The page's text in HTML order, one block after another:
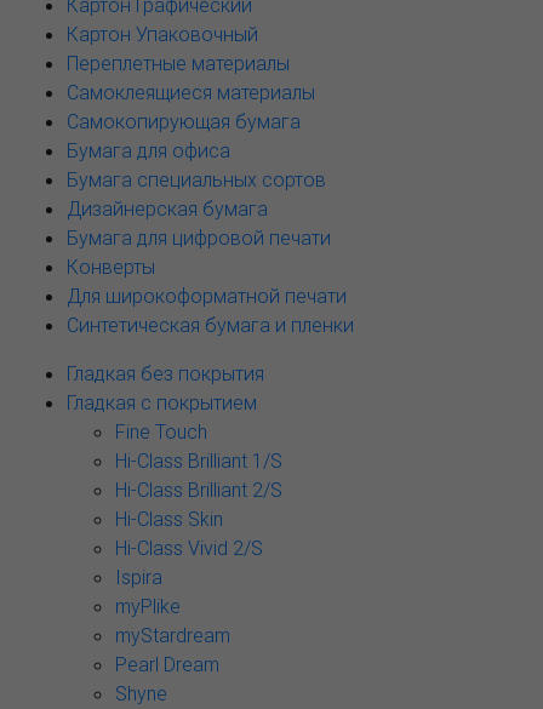
Картон Графический
Картон Упаковочный
Переплетные материалы
Самоклеящиеся материалы
Самокопирующая бумага
Бумага для офиса
Бумага специальных сортов
Дизайнерская бумага
Бумага для цифровой печати
Конверты
Для широкоформатной печати
Синтетическая бумага и пленки
Гладкая без покрытия
Гладкая с покрытием
Fine Touch
Hi-Class Brilliant 1/S
Hi-Class Brilliant 2/S
Hi-Class Skin
Hi-Class Vivid 2/S
Ispira
myPlike
myStardream
Pearl Dream
Shyne